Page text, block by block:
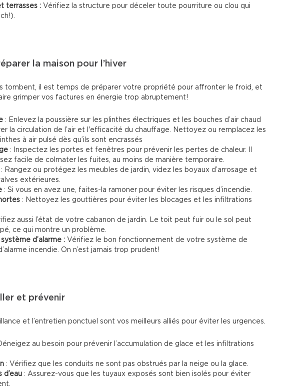
terrasses : Vérifiez la structure pour déceler toute pourriture ou clou qui
la maison pour l’hiver
tombent, il est temps de préparer votre propriété pour affronter le froid, et
grimper vos factures en énergie trop abruptement!
: Enlevez la poussière sur les plinthes électriques et les bouches d’air chaud
la circulation de l’air et l'efficacité du chauffage. Nettoyez ou remplacez les
à air pulsé dès qu’ils sont encrassés
: Inspectez les portes et fenêtres pour prévenir les pertes de chaleur. Il
facile de colmater les fuites, au moins de manière temporaire.
Rangez ou protégez les meubles de jardin, videz les boyaux d’arrosage et
extérieures.
: Si vous en avez une, faites-la ramoner pour éviter les risques d’incendie.
: Nettoyez les gouttières pour éviter les blocages et les infiltrations
aussi l’état de votre cabanon de jardin. Le toit peut fuir ou le sol peut
ce qui montre un problème.
système d’alarme : Vérifiez le bon fonctionnement de votre système de
incendie. On n’est jamais trop prudent!
et prévenir
et l’entretien ponctuel sont vos meilleurs alliés pour éviter les urgences.
au besoin pour prévenir l’accumulation de glace et les infiltrations
: Vérifiez que les conduits ne sont pas obstrués par la neige ou la glace.
d’eau : Assurez-vous que les tuyaux exposés sont bien isolés pour éviter